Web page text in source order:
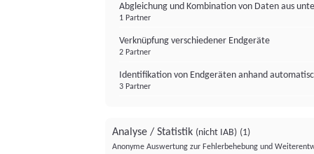
Abgleichung und Kombination von Daten aus
1 Partner
Verknüpfung verschiedener Endgeräte
2 Partner
Identifikation von Endgeräten anhand
3 Partner
Analyse / Statistik (nicht IAB) (1)
Anonyme Auswertung zur Fehlerbehebung und